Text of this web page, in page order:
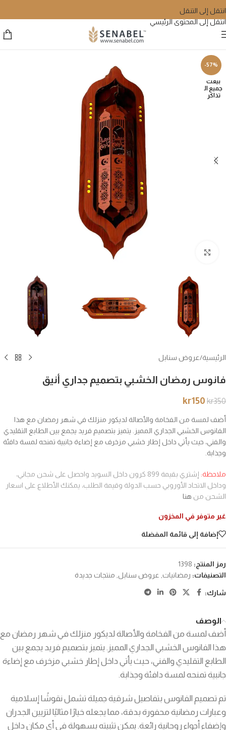
انتقل إلى التنقل
انتقل إلى المحتوى الرئيسي
-57%
بيعت
جميع ال
تذاكر
الرئيسية/عروض سنابل
فانوس رمضان الخشبي بتصميم جداري أنيق
kr350
kr150
أضف لمسة من الفخامة والأصالة لديكور منزلك في شهر رمضان مع هذا
الفانوس الخشبي الجداري المميز. يتميز بتصميم فريد يجمع بين الطابع التقليدي
والفني، حيث يأتي داخل إطار خشبي مزخرف مع إضاءة جانبية تمنحه لمسة دافئة
وجذابة.
ملاحظة:
إشتري بقيمة 899 كرون داخل السويد واحصل على شحن مجاني،
وداخل الاتحاد الأوروبي حسب الدولة وقيمة الطلب، يمكنك الأطلاع على اسعار
الشحن من هنا
غير متوفر في المخزون
إضافة إلى قائمة المفضلة
رمز المنتج: 1398
التصنيفات: رمضانيات, عروض سنابل, منتجات جديدة
شارك:
الوصف
أضف لمسة من الفخامة والأصالة لديكور منزلك في شهر رمضان مع
هذا الفانوس الخشبي الجداري المميز. يتميز بتصميم فريد يجمع بين
الطابع التقليدي والفني، حيث يأتي داخل إطار خشبي مزخرف مع إضاءة
جانبية تمنحه لمسة دافئة وجذابة.
تم تصميم الفانوس بتفاصيل شرقية جميلة تشمل نقوشًا إسلامية
وعبارات رمضانية محفورة بدقة، مما يجعله خيارًا مثاليًا لتزيين الجدران
وإضفاء أجواء روحانية رائعة. يمكن تثبيته بسهولة في أي مكان داخل